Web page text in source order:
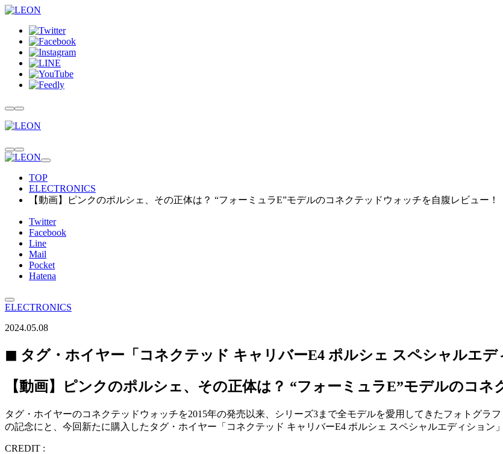
TOP
ELECTRONICS
【動画】ピンクのポルシェ、その正体は？ “フォーミュラE”モデルのコネクテッドウォッチを自腹レビュー！
Twitter
Facebook
Line
Mail
Pocket
Hatena
ELECTRONICS
2024.05.08
◼︎ タグ・ホイヤー「コネクテッド キャリバーE4 ポルシェ スペシャルエデ
【動画】ピンクのポルシェ、その正体は？ “フォーミュラE”モデルのコネ
タグ・ホイヤーのコネクテッドウォッチを2015年の発売以来、シリーズ3まで全モデルを愛用してきたフォトグラ
の記念にと、今回新たに購入したタグ・ホイヤー「コネクテッド キャリバーE4 ポルシェ スペシャルエディション
CREDIT :